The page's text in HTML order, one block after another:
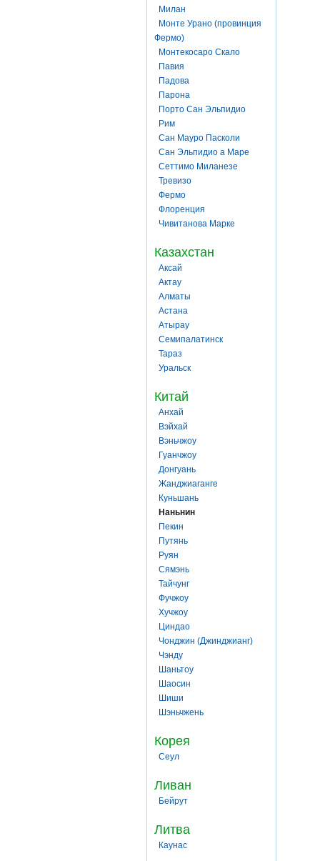
Милан
Монте Урано (провинция
Фермо)
Монтекосаро Скало
Павия
Падова
Парона
Порто Сан Эльпидио
Рим
Сан Мауро Пасколи
Сан Эльпидио а Маре
Сеттимо Миланезе
Тревизо
Фермо
Флоренция
Чивитанова Марке
Казахстан
Аксай
Актау
Алматы
Астана
Атырау
Семипалатинск
Тараз
Уральск
Китай
Анхай
Вэйхай
Вэньчжоу
Гуанчжоу
Донгуань
Жанджиаганге
Куньшань
Наньнин
Пекин
Путянь
Руян
Сямэнь
Тайчунг
Фучжоу
Хучжоу
Циндао
Чонджин (Джинджианг)
Чэнду
Шаньтоу
Шаосин
Шиши
Шэньчжень
Корея
Сеул
Ливан
Бейрут
Литва
Каунас